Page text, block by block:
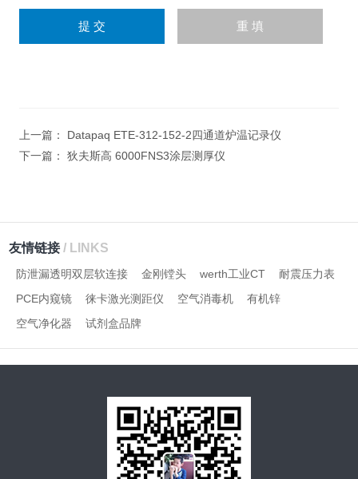
上一篇： Datapaq ETE-312-152-2四通道炉温记录仪
下一篇： 狄夫斯高 6000FNS3涂层测厚仪
友情链接/ LINKS
防泄漏透明双层软连接 金刚镗头 werth工业CT
耐震压力表
PCE内窥镜
徕卡激光测距仪 空气消毒机
有机锌
空气净化器
试剂盒品牌